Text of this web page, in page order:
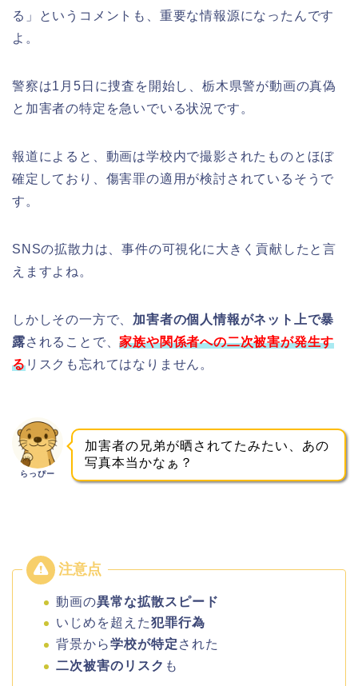
る」というコメントも、重要な情報源になったんです
よ。
警察は1月5日に捜査を開始し、栃木県警が動画の真偽
と加害者の特定を急いでいる状況です。
報道によると、動画は学校内で撮影されたものとほぼ
確定しており、傷害罪の適用が検討されているそうで
す。
SNSの拡散力は、事件の可視化に大きく貢献したと言
えますよね。
しかしその一方で、 加害者の個人情報がネット上で暴
露されることで、家族や関係者への二次被害が発生す
るリスクも忘れてはなりません。
らっぴー
加害者の兄弟が晒されてたみたい、あの
写真本当かなぁ？
動画の異常な拡散スピード
いじめを超えた犯罪行為
背景から学校が特定 された
二次被害のリスク も